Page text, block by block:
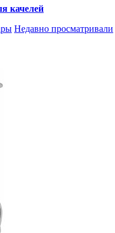
качелей
Недавно просматривали